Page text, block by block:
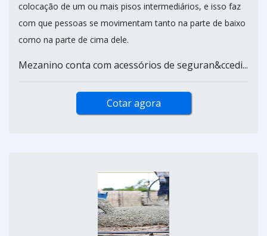
colocação de um ou mais pisos intermediários, e isso faz
com que pessoas se movimentam tanto na parte de baixo
como na parte de cima dele.
Mezanino conta com acessórios de seguran&ccedi...
Cotar agora